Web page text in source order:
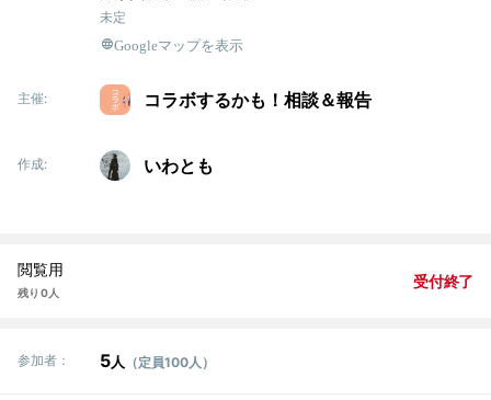
未定
Googleマップを表示
主催: コラボするかも！相談＆報告
作成: いわとも
閲覧用
残り 0人
受付終了
参加者： 5人 （定員100人）